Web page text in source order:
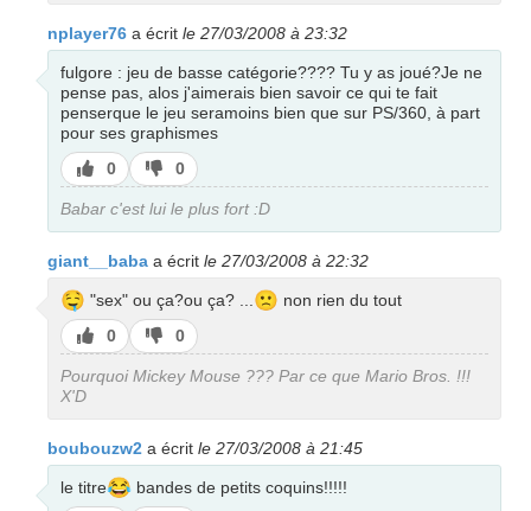
nplayer76 a écrit le 27/03/2008 à 23:32
fulgore : jeu de basse catégorie???? Tu y as joué?Je ne
pense pas, alos j'aimerais bien savoir ce qui te fait
penserque le jeu seramoins bien que sur PS/360, à part
pour ses graphismes
J’aime
0
J’aime
pas
0
Babar c'est lui le plus fort :D
giant__baba a écrit le 27/03/2008 à 22:32
🤤 "sex" ou ça?ou ça? ... 🙁 non rien du tout
J’aime
0
J’aime
pas
0
Pourquoi Mickey Mouse ??? Par ce que Mario Bros. !!!
X'D
boubouzw2 a écrit le 27/03/2008 à 21:45
le titre😂 bandes de petits coquins!!!!!